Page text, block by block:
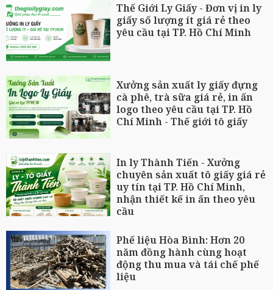
Thế Giới Ly Giấy - Đơn vị in ly
giấy số lượng ít giá rẻ theo
yêu cầu tại TP. Hồ Chí Minh
Xưởng sản xuất ly giấy đựng
cà phê, trà sữa giá rẻ, in ấn
logo theo yêu cầu tại TP. Hồ
Chí Minh - Thế giới tô giấy
In ly Thành Tiến - Xưởng
chuyên sản xuất tô giấy giá rẻ
uy tín tại TP. Hồ Chí Minh,
nhận thiết kế in ấn theo yêu
cầu
Phế liệu Hòa Bình: Hơn 20
năm đồng hành cùng hoạt
động thu mua và tái chế phế
liệu